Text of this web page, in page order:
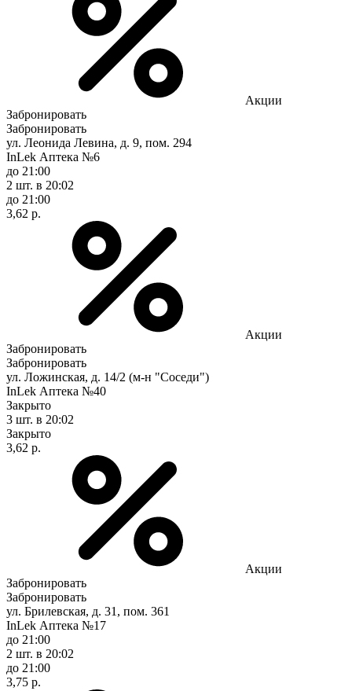
Акции
Забронировать
Забронировать
ул. Леонида Левина, д. 9, пом. 294
InLek Аптека №6
до 21:00
2 шт. в 20:02
до 21:00
3,62 р.
Акции
Забронировать
Забронировать
ул. Ложинская, д. 14/2 (м-н "Соседи")
InLek Аптека №40
Закрыто
3 шт. в 20:02
Закрыто
3,62 р.
Акции
Забронировать
Забронировать
ул. Брилевская, д. 31, пом. 361
InLek Аптека №17
до 21:00
2 шт. в 20:02
до 21:00
3,75 р.